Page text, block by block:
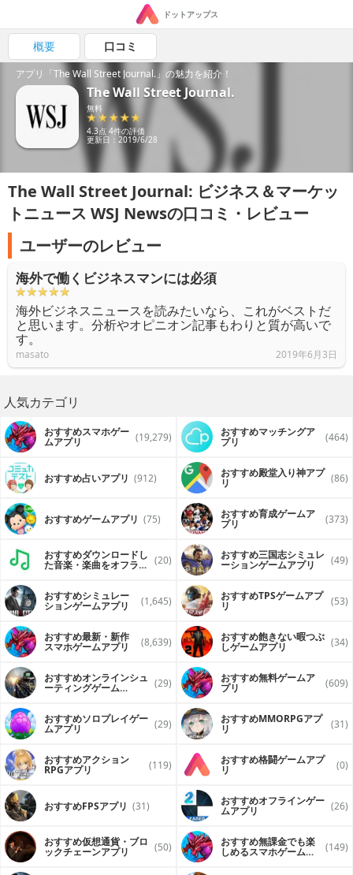
ドットアップス
概要 口コミ
アプリ「The Wall Street Journal.」の魅力を紹介！
The Wall Street Journal.
無料
4.3点 4件の評価
更新日：2019/6/28
The Wall Street Journal: ビジネス＆マーケッ
トニュース WSJ Newsの口コミ・レビュー
ユーザーのレビュー
海外で働くビジネスマンには必須
海外ビジネスニュースを読みたいなら、これがベストだ
と思います。分析やオピニオン記事もわりと質が高いで
す。
masato 2019年6月3日
人気カテゴリ
おすすめスマホゲー
ムアプリ (19,279) おすすめマッチングア
プリ (464)
おすすめ占いアプリ (912) おすすめ殿堂入り神アプ
リ (86)
おすすめゲームアプリ (75) おすすめ育成ゲームア
プリ (373)
おすすめダウンロードし
た音楽・楽曲をオフライ (20) おすすめ三国志シミュレ
ーションゲームアプリ (49)
おすすめシミュレー
ションゲームアプリ (1,645) おすすめTPSゲームアプ
リ (53)
おすすめ最新・新作
スマホゲームアプリ (8,639) おすすめ飽きない暇つぶ
しゲームアプリ (34)
おすすめオンラインシュ
ーティングゲーム (29) おすすめ無料ゲームア
プリ (609)
おすすめソロプレイゲー
ムアプリ (29) おすすめ MMORPGアプ
リ (31)
おすすめアクション
RPGアプリ (119) おすすめ格闘ゲームアプ
リ (0)
おすすめFPSアプリ (31) おすすめオフラインゲー
ムアプリ (26)
おすすめ仮想通貨・ブロ
ックチェーンアプリ (50) おすすめ無課金でも楽
しめるスマホゲームア (149)